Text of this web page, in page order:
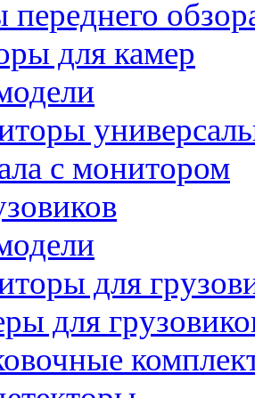
для камер
с монитором
для
для